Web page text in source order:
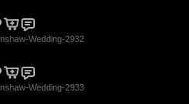
Wedding-2932
Wedding-2933